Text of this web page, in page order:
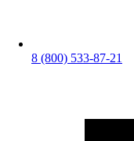
8 (800) 533-87-21